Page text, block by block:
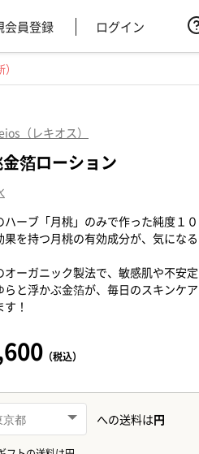
会員登録 ログイン
（レキオス）
箔ローション
ハーブ「月桃」のみで作った純度１０
果を持つ月桃の有効成分が、気にな
オーガニック製法で、敏感肌や不安
らと浮かぶ金箔が、毎日のスキンケ
！
（税込）